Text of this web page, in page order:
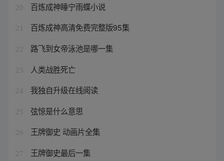
20 百炼成神睡宁雨蝶小说
21 百炼成神高清免费完整版95集
22 路飞到女帝泳池是哪一集
23 人类战胜死亡
24 我独自升级在线阅读
25 弦惊是什么意思
26 王牌御史 动画片全集
27 王牌御史最后一集